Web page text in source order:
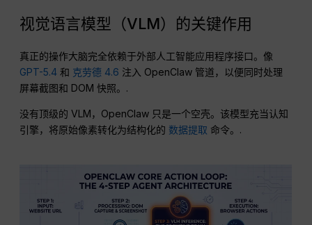
视觉语言模型（VLM）的关键作用
真正的操作大脑完全依赖于外部人工智能应用程序接口。像
GPT-5.4 和 克劳德 4.6 注入 OpenClaw 管道，以便同时处理
屏幕截图和 DOM 快照。.
没有顶级的 VLM，OpenClaw 只是一个空壳。该模型充当认知
引擎，将原始像素转化为结构化的 数据提取 命令。.